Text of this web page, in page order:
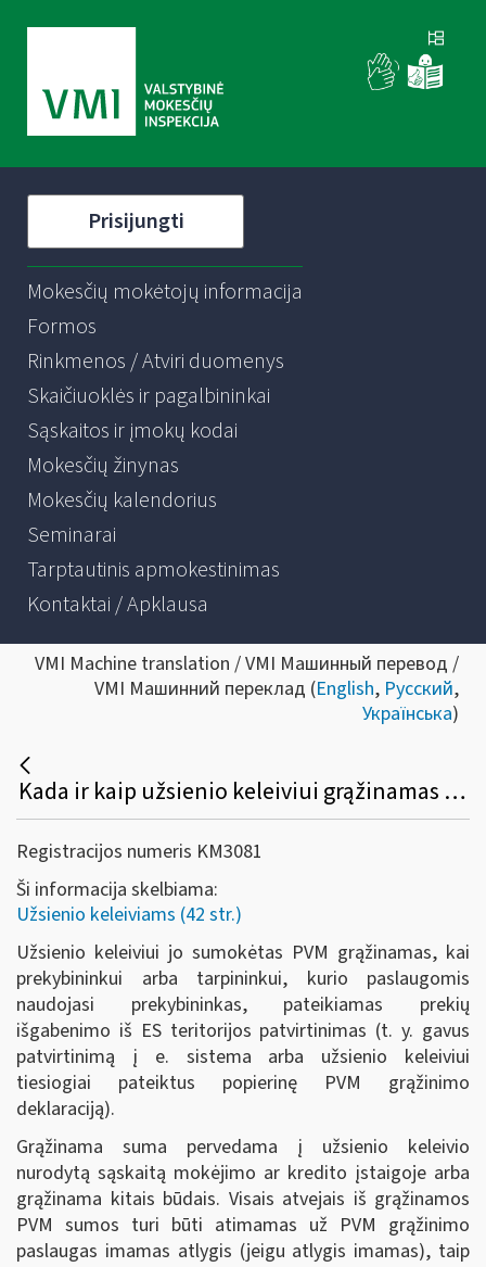
Prisijungti
Mokesčių mokėtojų informacija
Formos
Rinkmenos / Atviri duomenys
Skaičiuoklės ir pagalbininkai
Sąskaitos ir įmokų kodai
Mokesčių žinynas
Mokesčių kalendorius
Seminarai
Tarptautinis apmokestinimas
Kontaktai / Apklausa
VMI Machine translation / VMI Машинный перевод /
VMI Машинний переклад (English, Русский,
Українська)
Kada ir kaip užsienio keleiviui grąžinamas sumokėtas PVM?
Registracijos numeris KM3081
Ši informacija skelbiama:
Užsienio keleiviams (42 str.)
Užsienio keleiviui jo sumokėtas PVM grąžinamas, kai
prekybininkui arba tarpininkui, kurio paslaugomis
naudojasi prekybininkas, pateikiamas prekių
išgabenimo iš ES teritorijos patvirtinimas (t. y. gavus
patvirtinimą į e. sistema arba užsienio keleiviui
tiesiogiai pateiktus popierinę PVM grąžinimo
deklaraciją).
Grąžinama suma pervedama į užsienio keleivio
nurodytą sąskaitą mokėjimo ar kredito įstaigoje arba
grąžinama kitais būdais. Visais atvejais iš grąžinamos
PVM sumos turi būti atimamas už PVM grąžinimo
paslaugas imamas atlygis (jeigu atlygis imamas), taip